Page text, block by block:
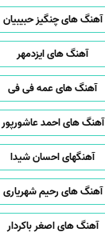
آهنگ های چنگیز حبیبیان
آهنگ های ایزدمهر
آهنگ های عمه فی فی
آهنگ های احمد عاشورپور
آهنگهای احسان شیدا
آهنگ های رحیم شهریاری
آهنگ های اصغر باکردار